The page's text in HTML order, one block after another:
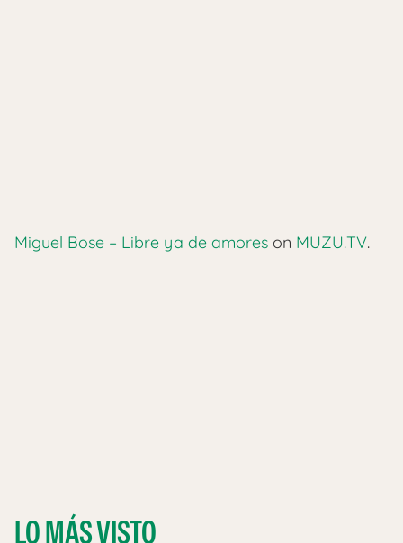
Miguel Bose – Libre ya de amores on MUZU.TV.
LO MÁS VISTO